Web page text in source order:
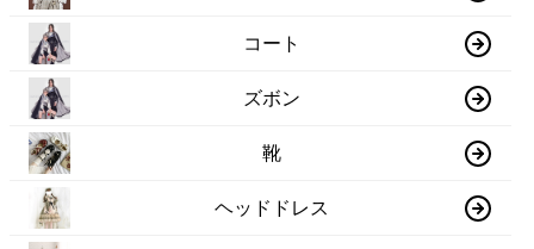
コート
ズボン
靴
ヘッドドレス